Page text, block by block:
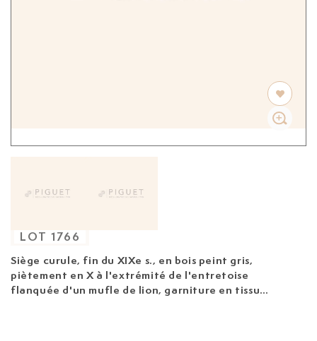
Siège curule, fin du XIXe s.,
piètement en X à l'extrémité de l'entretoise
flanquée d'un mufle de lion, garniture en tissu
LOT 1766